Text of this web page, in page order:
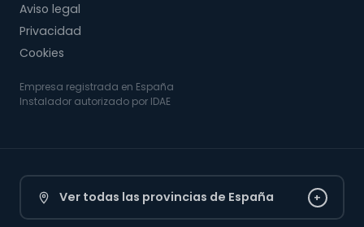
Aviso legal
Privacidad
Cookies
Empresa registrada en España
Instalador autorizado por IDAE
Ver todas las provincias de España +